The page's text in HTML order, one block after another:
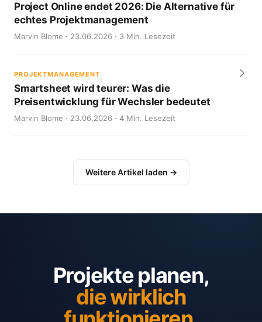
Project Online endet 2026: Die Alternative für
echtes Projektmanagement
Marvin Blome · 23.06.2026 · 3 Min. Lesezeit
PROJEKTMANAGEMENT
Smartsheet wird teurer: Was die
Preisentwicklung für Wechsler bedeutet
Marvin Blome · 23.06.2026 · 4 Min. Lesezeit
Weitere Artikel laden →
Projekte planen,
die wirklich